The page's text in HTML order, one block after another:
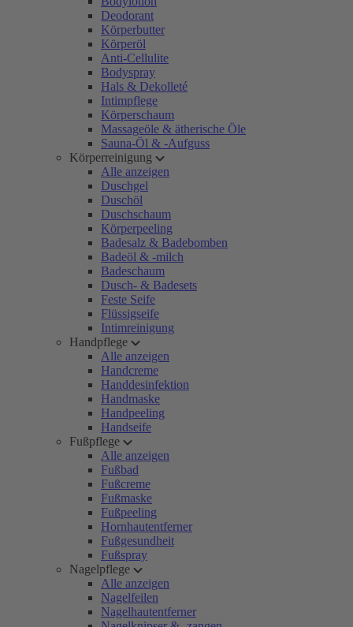
Deodorant
Körperbutter
Körperöl
Anti-Cellulite
Bodyspray
Hals & Dekolleté
Intimpflege
Körperschaum
Massageöle & ätherische Öle
Sauna-Öl & -Aufguss
Körperreinigung
Alle anzeigen
Duschgel
Duschöl
Duschschaum
Körperpeeling
Badesalz & Badebomben
Badeöl & -milch
Badeschaum
Dusch- & Badesets
Feste Seife
Flüssigseife
Intimreinigung
Handpflege
Alle anzeigen
Handcreme
Handdesinfektion
Handmaske
Handpeeling
Handseife
Fußpflege
Alle anzeigen
Fußbad
Fußcreme
Fußmaske
Fußpeeling
Hornhautentferner
Fußgesundheit
Fußspray
Nagelpflege
Alle anzeigen
Nagelfeilen
Nagelhautentferner